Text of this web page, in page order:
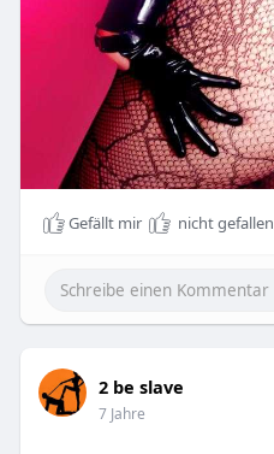
Gefällt mir nicht gefallen
2 be slave
7 Jahre